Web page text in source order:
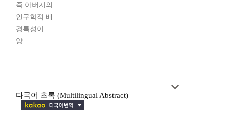
즉 아버지의
인구학적 배
경특성이
양...
다국어 초록 (Multilingual Abstract)